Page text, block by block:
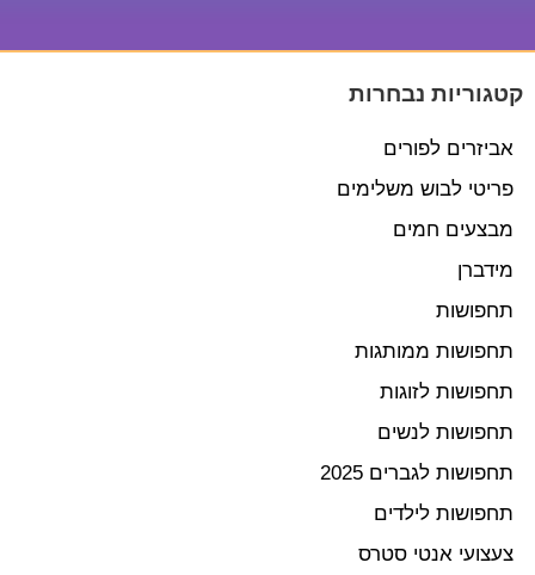
קטגוריות נבחרות
אביזרים לפורים
פריטי לבוש משלימים
מבצעים חמים
מידברן
תחפושות
תחפושות ממותגות
תחפושות לזוגות
תחפושות לנשים
תחפושות לגברים 2025
תחפושות לילדים
צעצועי אנטי סטרס